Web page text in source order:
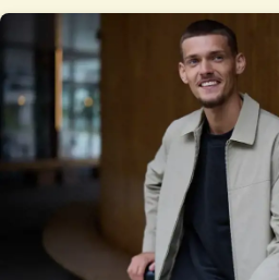
unternehmen können, um Ihre
unterstützen und Ihre Chancen
erhöhen.